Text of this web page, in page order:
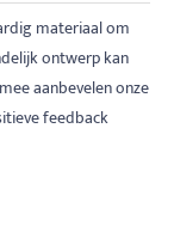
materiaal om
ontwerp kan
aanbevelen onze
feedback